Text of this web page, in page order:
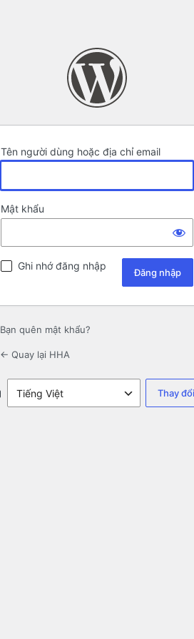
Tên người dùng hoặc địa chỉ email
Mật khẩu
Ghi nhớ đăng nhập
Bạn quên mật khẩu?
← Quay lại HHA
Ngôn
ngữ